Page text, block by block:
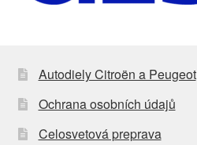
Autodiely Citroën a Peugeot
Ochrana osobních údajů
Celosvetová preprava